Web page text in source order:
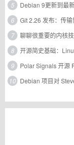
5
Debian 9更新到最
6
Git 2.26 发布：传
7
聊聊很重要的内核
8
开源简史基础：
9
Polar Signals 开源
10 Debian 项目对